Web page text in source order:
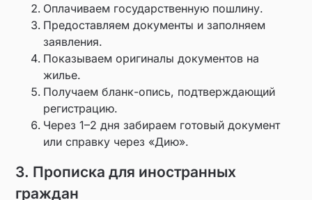
Оплачиваем государственную пошлину.
Предоставляем документы и заполняем
заявления.
Показываем оригиналы документов на
жилье.
Получаем бланк-опись, подтверждающий
регистрацию.
Через 1–2 дня забираем готовый документ
или справку через «Дию».
3. Прописка для иностранных
граждан